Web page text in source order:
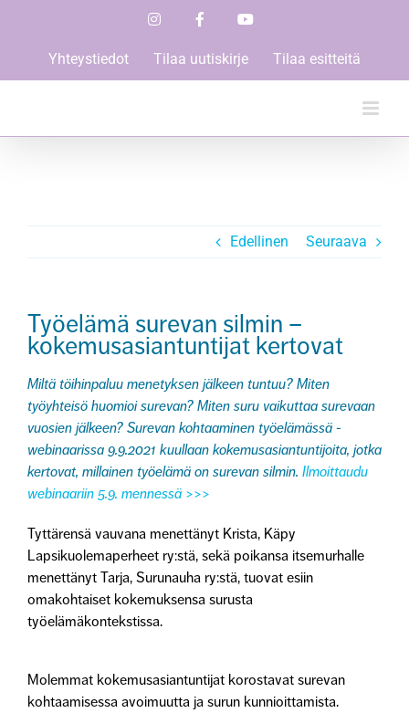
InstagramFacebook
Yhteystiedot Tilaa uutiskirje Tilaa esitteitä
Edellinen Seuraava
Työelämä surevan silmin –
kokemusasiantuntijat kertovat
Miltä töihinpaluu menetyksen jälkeen tuntuu? Miten
työyhteisö huomioi surevan? Miten suru vaikuttaa surevaan
vuosien jälkeen? Surevan kohtaaminen työelämässä -
webinaarissa 9.9.2021 kuullaan kokemusasiantuntijoita, jotka
kertovat, millainen työelämä on surevan silmin. Ilmoittaudu
webinaariin 5.9. mennessä >>>
Tyttärensä vauvana menettänyt Krista, Käpy
Lapsikuolemaperheet ry:stä, sekä poikansa itsemurhalle
menettänyt Tarja, Surunauha ry:stä, tuovat esiin
omakohtaiset kokemuksensa surusta
työelämäkontekstissa.
Molemmat kokemusasiantuntijat korostavat surevan
kohtaamisessa avoimuutta ja surun kunnioittamista.